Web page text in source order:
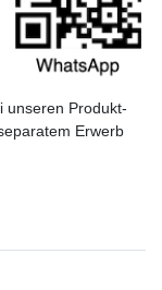
unseren Produkt-
Erwerb